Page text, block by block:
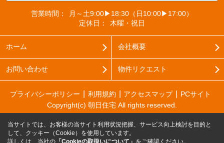
営業時間：
月～土9:00▶18:30（日10:00▶17:00）
定休日：
木曜・祝日
ホーム 会社概要
お問い合わせ 物件リクエスト
プライバシーポリシー 利用規約 アクセスマップ
PCサイト
Copyright(c) 朝日住宅 All rights reserved.
当サイトでは、お客様の当サイト利用状況把握、サービス向上検討を目的と
して、クッキー（Cookie）を使用しています。
詳しくは、当社の 「Cookieの取扱いについて」 をご確認ください。